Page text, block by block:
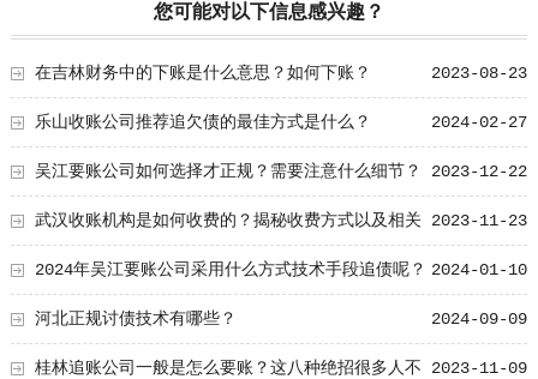
您可能对以下信息感兴趣？
2023-08-23
在吉林财务中的下账是什么意思？如何下账？
2024-02-27
乐山收账公司推荐追欠债的最佳方式是什么？
2023-12-22
吴江要账公司如何选择才正规？需要注意什么细节？
2023-11-23
武汉收账机构是如何收费的？揭秘收费方式以及相关
细节 2024-01-10
2024年吴江要账公司采用什么方式技术手段追债呢？
2024-09-09
河北正规讨债技术有哪些？
2023-11-09
桂林追账公司一般是怎么要账？这八种绝招很多人不